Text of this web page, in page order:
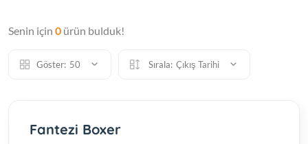
Senin için 0 ürün bulduk!
Göster: 50 Sırala: Çıkış Tarihi
Fantezi Boxer